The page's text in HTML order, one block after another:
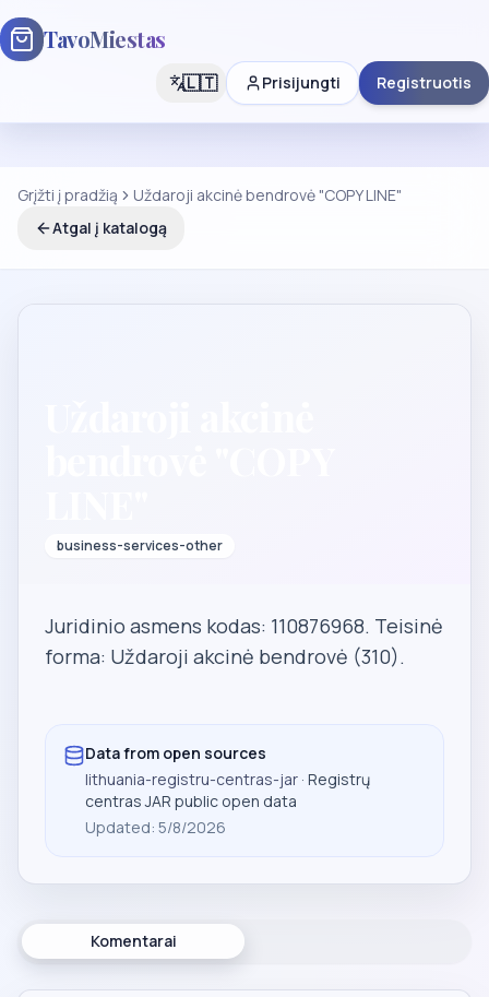
TavoMiestas
🇱🇹 Prisijungti Registruotis
Grįžti į pradžią
Uždaroji akcinė bendrovė "COPY LINE"
Atgal į katalogą
business-services-other
Juridinio asmens kodas: 110876968. Teisinė
forma: Uždaroji akcinė bendrovė (310).
Data from open sources
lithuania-registru-centras-jar · Registrų
centras JAR public open data
Updated: 5/8/2026
Komentarai